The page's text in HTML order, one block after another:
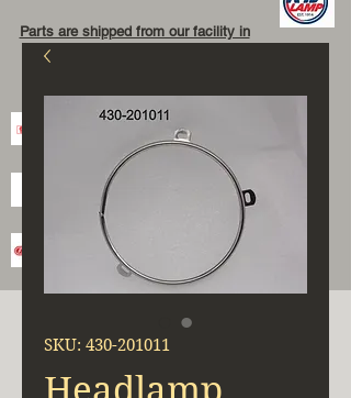
Parts are shipped from our facility in
SKU: 430-201011